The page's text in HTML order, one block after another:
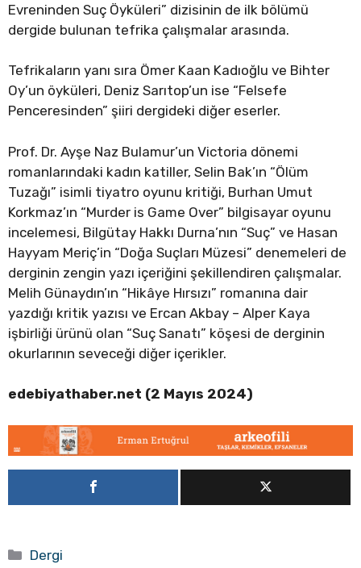
Evreninden Suç Öyküleri” dizisinin de ilk bölümü
dergide bulunan tefrika çalışmalar arasında.
Tefrikaların yanı sıra Ömer Kaan Kadıoğlu ve Bihter
Oy’un öyküleri, Deniz Sarıtop’un ise “Felsefe
Penceresinden” şiiri dergideki diğer eserler.
Prof. Dr. Ayşe Naz Bulamur’un Victoria dönemi
romanlarındaki kadın katiller, Selin Bak’ın “Ölüm
Tuzağı” isimli tiyatro oyunu kritiği, Burhan Umut
Korkmaz’ın “Murder is Game Over” bilgisayar oyunu
incelemesi, Bilgütay Hakkı Durna’nın “Suç” ve Hasan
Hayyam Meriç’in “Doğa Suçları Müzesi” denemeleri de
derginin zengin yazı içeriğini şekillendiren çalışmalar.
Melih Günaydın’ın “Hikâye Hırsızı” romanına dair
yazdığı kritik yazısı ve Ercan Akbay – Alper Kaya
işbirliği ürünü olan “Suç Sanatı” köşesi de derginin
okurlarının seveceği diğer içerikler.
edebiyathaber.net (2 Mayıs 2024)
Kategoriler
Dergi